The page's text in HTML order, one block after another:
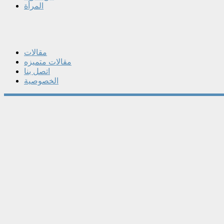
المرأة
مقالات
مقالات متميزه
اتصل بنا
الخصوصية